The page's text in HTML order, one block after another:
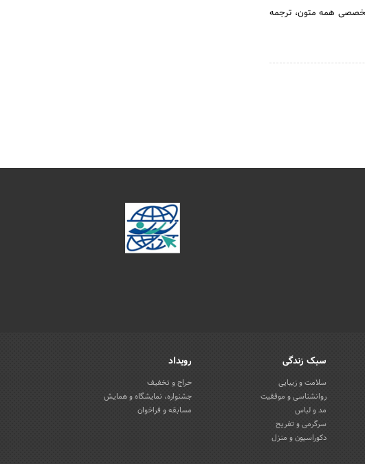
همه متون، ترجمه
سبک زندگی
سلامت و زیبایی
روانشناسی و موفقیت
مد و لباس
سرگرمی و تفریح
دکوراسیون و منزل
رویداد
حراج و تخفیف
جشنواره، نمایشگاه و همایش
مسابقه و فراخوان